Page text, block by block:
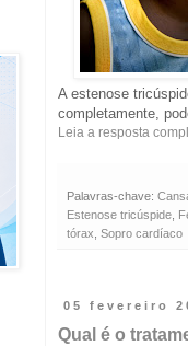
A estenose
completamente,
Leia a resposta
Palavras-chave:
Estenose tricúspide
tórax ,Sopro cardíaco
05 fevereiro
Qual é o